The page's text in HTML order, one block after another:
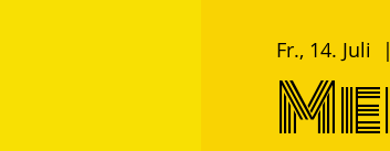
Fr., 14. Juli
  |